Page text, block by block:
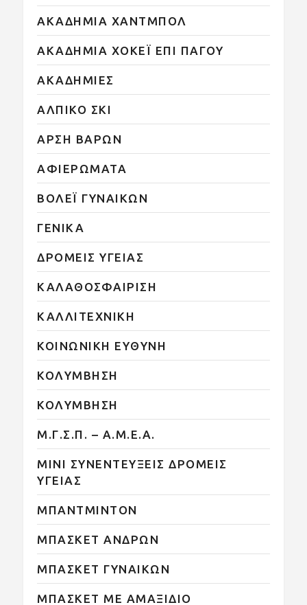
ΑΚΑΔΗΜΙΑ ΧΑΝΤΜΠΟΛ
ΑΚΑΔΗΜΙΑ ΧΟΚΕΪ ΕΠΙ ΠΑΓΟΥ
ΑΚΑΔΗΜΙΕΣ
ΑΛΠΙΚΟ ΣΚΙ
ΑΡΣΗ ΒΑΡΩΝ
ΑΦΙΕΡΩΜΑΤΑ
ΒΟΛΕΪ ΓΥΝΑΙΚΩΝ
ΓΕΝΙΚΑ
ΔΡΟΜΕΙΣ ΥΓΕΙΑΣ
ΚΑΛΑΘΟΣΦΑΙΡΙΣΗ
ΚΑΛΛΙΤΕΧΝΙΚΗ
ΚΟΙΝΩΝΙΚΗ ΕΥΘΥΝΗ
ΚΟΛΥΜΒΗΣΗ
ΚΟΛΥΜΒΗΣΗ
Μ.Γ.Σ.Π. – Α.Μ.Ε.Α.
ΜΙΝΙ ΣΥΝΕΝΤΕΥΞΕΙΣ ΔΡΟΜΕΙΣ
ΥΓΕΙΑΣ
ΜΠΑΝΤΜΙΝΤΟΝ
ΜΠΑΣΚΕΤ ΑΝΔΡΩΝ
ΜΠΑΣΚΕΤ ΓΥΝΑΙΚΩΝ
ΜΠΑΣΚΕΤ ΜΕ ΑΜΑΞΙΔΙΟ